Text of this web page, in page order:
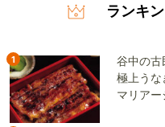
ランキ
1
谷中の古
極上うな
マリアー